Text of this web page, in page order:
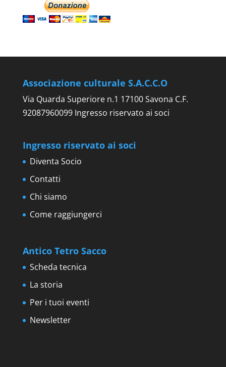
Associazione culturale S.A.C.C.O
Via Quarda Superiore n.1 17100 Savona C.F.
92087960099 Ingresso riservato ai soci
Ingresso riservato ai soci
Diventa Socio
Contatti
Chi siamo
Come raggiungerci
Antico Tetro Sacco
Scheda tecnica
La storia
Per i tuoi eventi
Newsletter